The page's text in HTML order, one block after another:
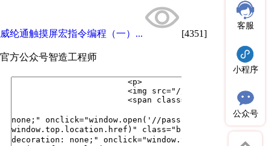
威纶通触摸屏宏指令编程（一）... [4351]
官方公众号智造工程师
客服
小程序
公众号